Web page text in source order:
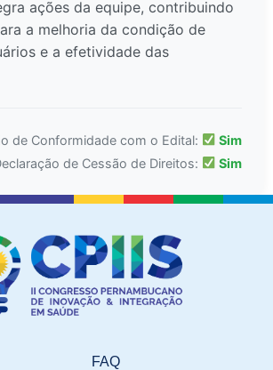
ações da equipe, contribuindo
a melhoria da condição de
e a efetividade das
de Conformidade com o Edital:
Sim
de Cessão de Direitos:
Sim
FAQ